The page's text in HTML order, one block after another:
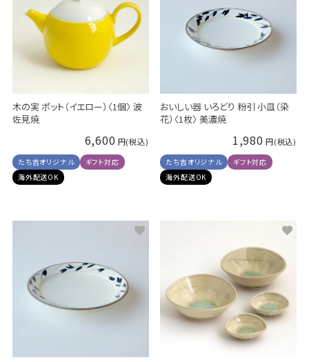
木の実 ポット（イエロー）〈1個〉 波
佐見焼
6,600
たち吉オリジナル
ギフト対応
海外配送OK
おいしい器 いろどり 粉引 小皿（染
花）〈1枚〉 美濃焼
1,980
たち吉オリジナル
ギフト対応
海外配送OK